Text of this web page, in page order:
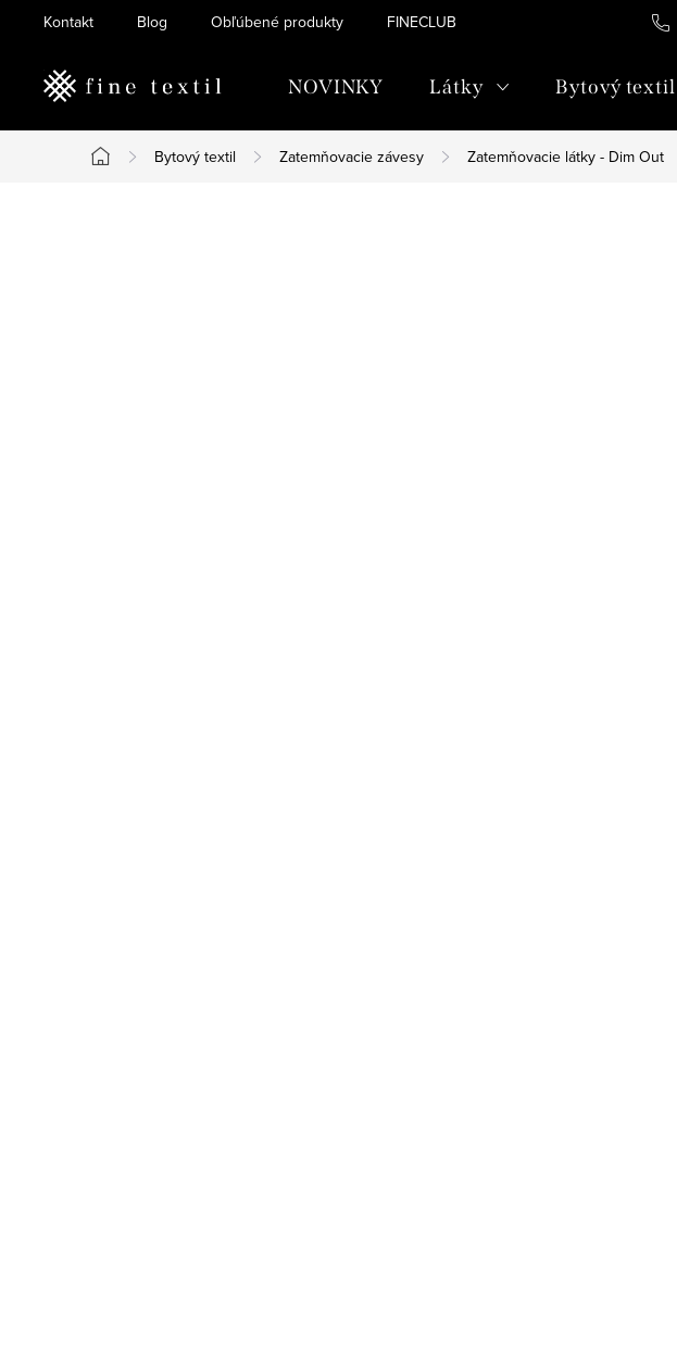
Kontakt Blog Obľúbené produkty FINECLUB
NOVINKY Látky Bytový textil
Domov
Bytový textil Zatemňovacie závesy Zatemňovacie látky - Dim Out